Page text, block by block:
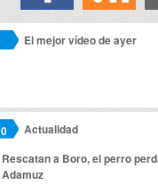
El mejor vídeo de ayer
Actualidad
0
Rescatan a Boro, el perro
Adamuz